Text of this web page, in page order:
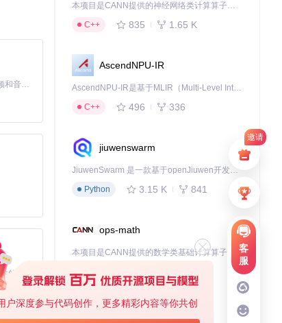
邀请
客
服
户深度参与代码创作，更多精彩内容等你共创
一致性
花费大
户训
MiniMax H3 是一个通用的全模态生成系统。它支持对由文本、图像、视频和音频组成的多模态上下文进行统一理解，并能生成分辨率高达 2K、时长可达 15 秒的带原生立体声音频的视频。得益于面向任务泛化的系统设计，H3 在预训练阶段就已具备广泛的多模态上下文理解与生成能力，能够出色地执行复杂的多模态指令。
基于Python的Xiaozhi AI，适用于想要完整Xiaozhi体验而无需拥有专用硬件的用户。
本项目是CANN提供的神经网络类计算算子库，实现网络在NPU上加速计算。
C++
835 1.65 K
AscendNPU-IR
AscendNPU-IR是基于MLIR（Multi-Level Intermediate Representation）构建的，面向昇腾亲和算子编译时使用的中间表示，提供昇腾完备表达能力，通过编译优化提升昇腾AI处理器计算效率，支持通过生态框架使能昇腾AI处理器与深度调优
C++
496 336
jiuwenswarm
JiuwenSwarm 是一款基于openJiuwen开发的智能AI Agent，它能够将大语言模型的强大能力，通过你日常使用的各类通讯应用，直接延伸至你的指尖。
Python
3.15 K 841
ops-math
C++
deveco-code